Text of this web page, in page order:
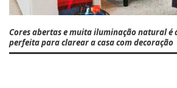
Cores abertas e muita iluminação natural é
perfeita para clarear a casa com decoração